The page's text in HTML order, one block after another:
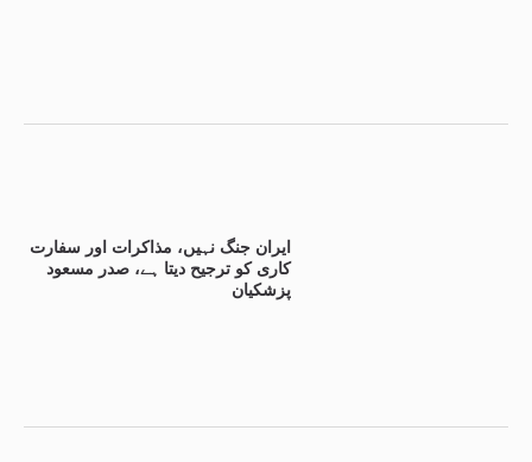
ایران جنگ نہیں، مذاکرات اور سفارت
کاری کو ترجیح دیتا ہے، صدر مسعود
پزشکیان